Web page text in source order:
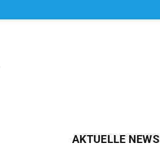
AKTUELLE NEWS